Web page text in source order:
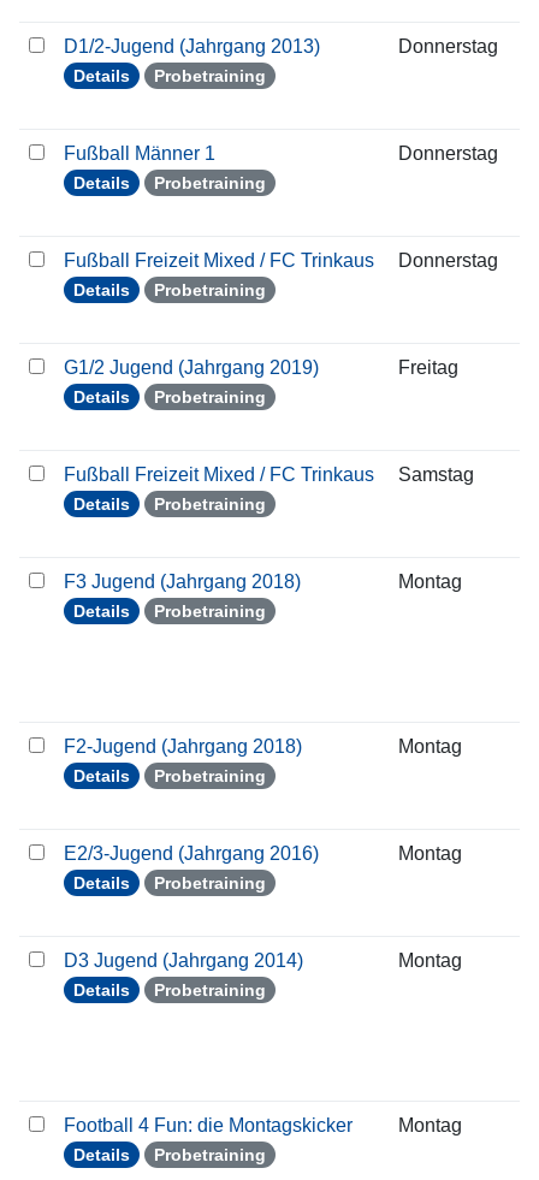
D1/2-Jugend (Jahrgang 2013)
Details Probetraining
Donnerstag
Fußball Männer 1
Details Probetraining
Donnerstag
Fußball Freizeit Mixed / FC Trinkaus
Details Probetraining
Donnerstag
G1/2 Jugend (Jahrgang 2019)
Details Probetraining
Freitag
Fußball Freizeit Mixed / FC Trinkaus
Details Probetraining
Samstag
F3 Jugend (Jahrgang 2018)
Details Probetraining
Montag
F2-Jugend (Jahrgang 2018)
Details Probetraining
Montag
E2/3-Jugend (Jahrgang 2016)
Details Probetraining
Montag
D3 Jugend (Jahrgang 2014)
Details Probetraining
Montag
Football 4 Fun: die Montagskicker
Details Probetraining
Montag